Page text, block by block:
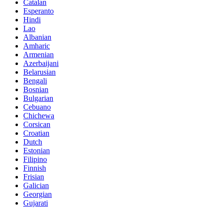
Catalan
Esperanto
Hindi
Lao
Albanian
Amharic
Armenian
Azerbaijani
Belarusian
Bengali
Bosnian
Bulgarian
Cebuano
Chichewa
Corsican
Croatian
Dutch
Estonian
Filipino
Finnish
Frisian
Galician
Georgian
Gujarati